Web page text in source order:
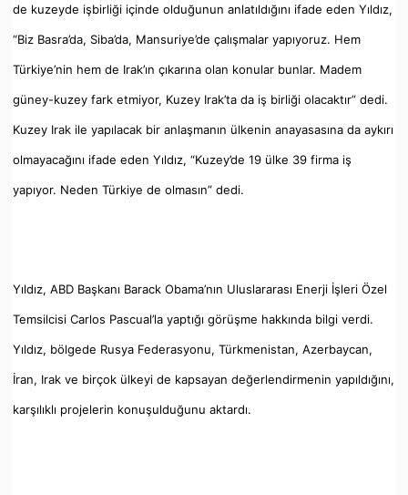
de kuzeyde işbirliği içinde olduğunun anlatıldığını ifade eden Yıldız,
“Biz Basra’da, Siba’da, Mansuriye’de çalışmalar yapıyoruz. Hem
Türkiye’nin hem de Irak’ın çıkarına olan konular bunlar. Madem
güney-kuzey fark etmiyor, Kuzey Irak’ta da iş birliği olacaktır” dedi.
Kuzey Irak ile yapılacak bir anlaşmanın ülkenin anayasasına da aykırı
olmayacağını ifade eden Yıldız, “Kuzey’de 19 ülke 39 firma iş
yapıyor. Neden Türkiye de olmasın” dedi.
Yıldız, ABD Başkanı Barack Obama’nın Uluslararası Enerji İşleri Özel
Temsilcisi Carlos Pascual’la yaptığı görüşme hakkında bilgi verdi.
Yıldız, bölgede Rusya Federasyonu, Türkmenistan, Azerbaycan,
İran, Irak ve birçok ülkeyi de kapsayan değerlendirmenin yapıldığını,
karşılıklı projelerin konuşulduğunu aktardı.